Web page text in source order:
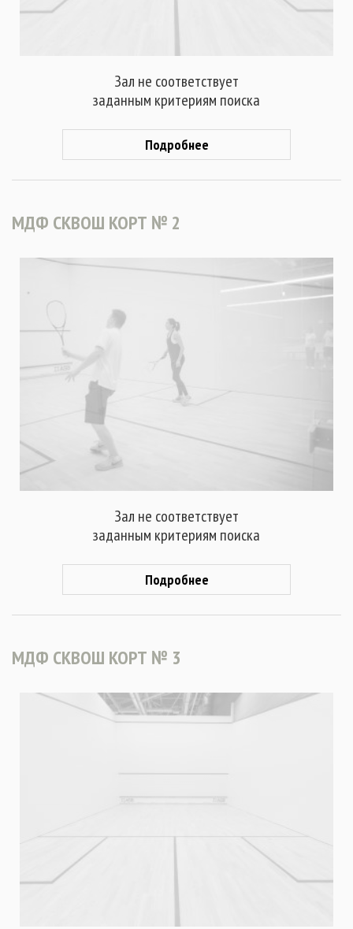
Зал не соответствует
заданным критериям поиска
Подробнее
МДФ СКВОШ КОРТ № 2
Зал не соответствует
заданным критериям поиска
Подробнее
МДФ СКВОШ КОРТ № 3